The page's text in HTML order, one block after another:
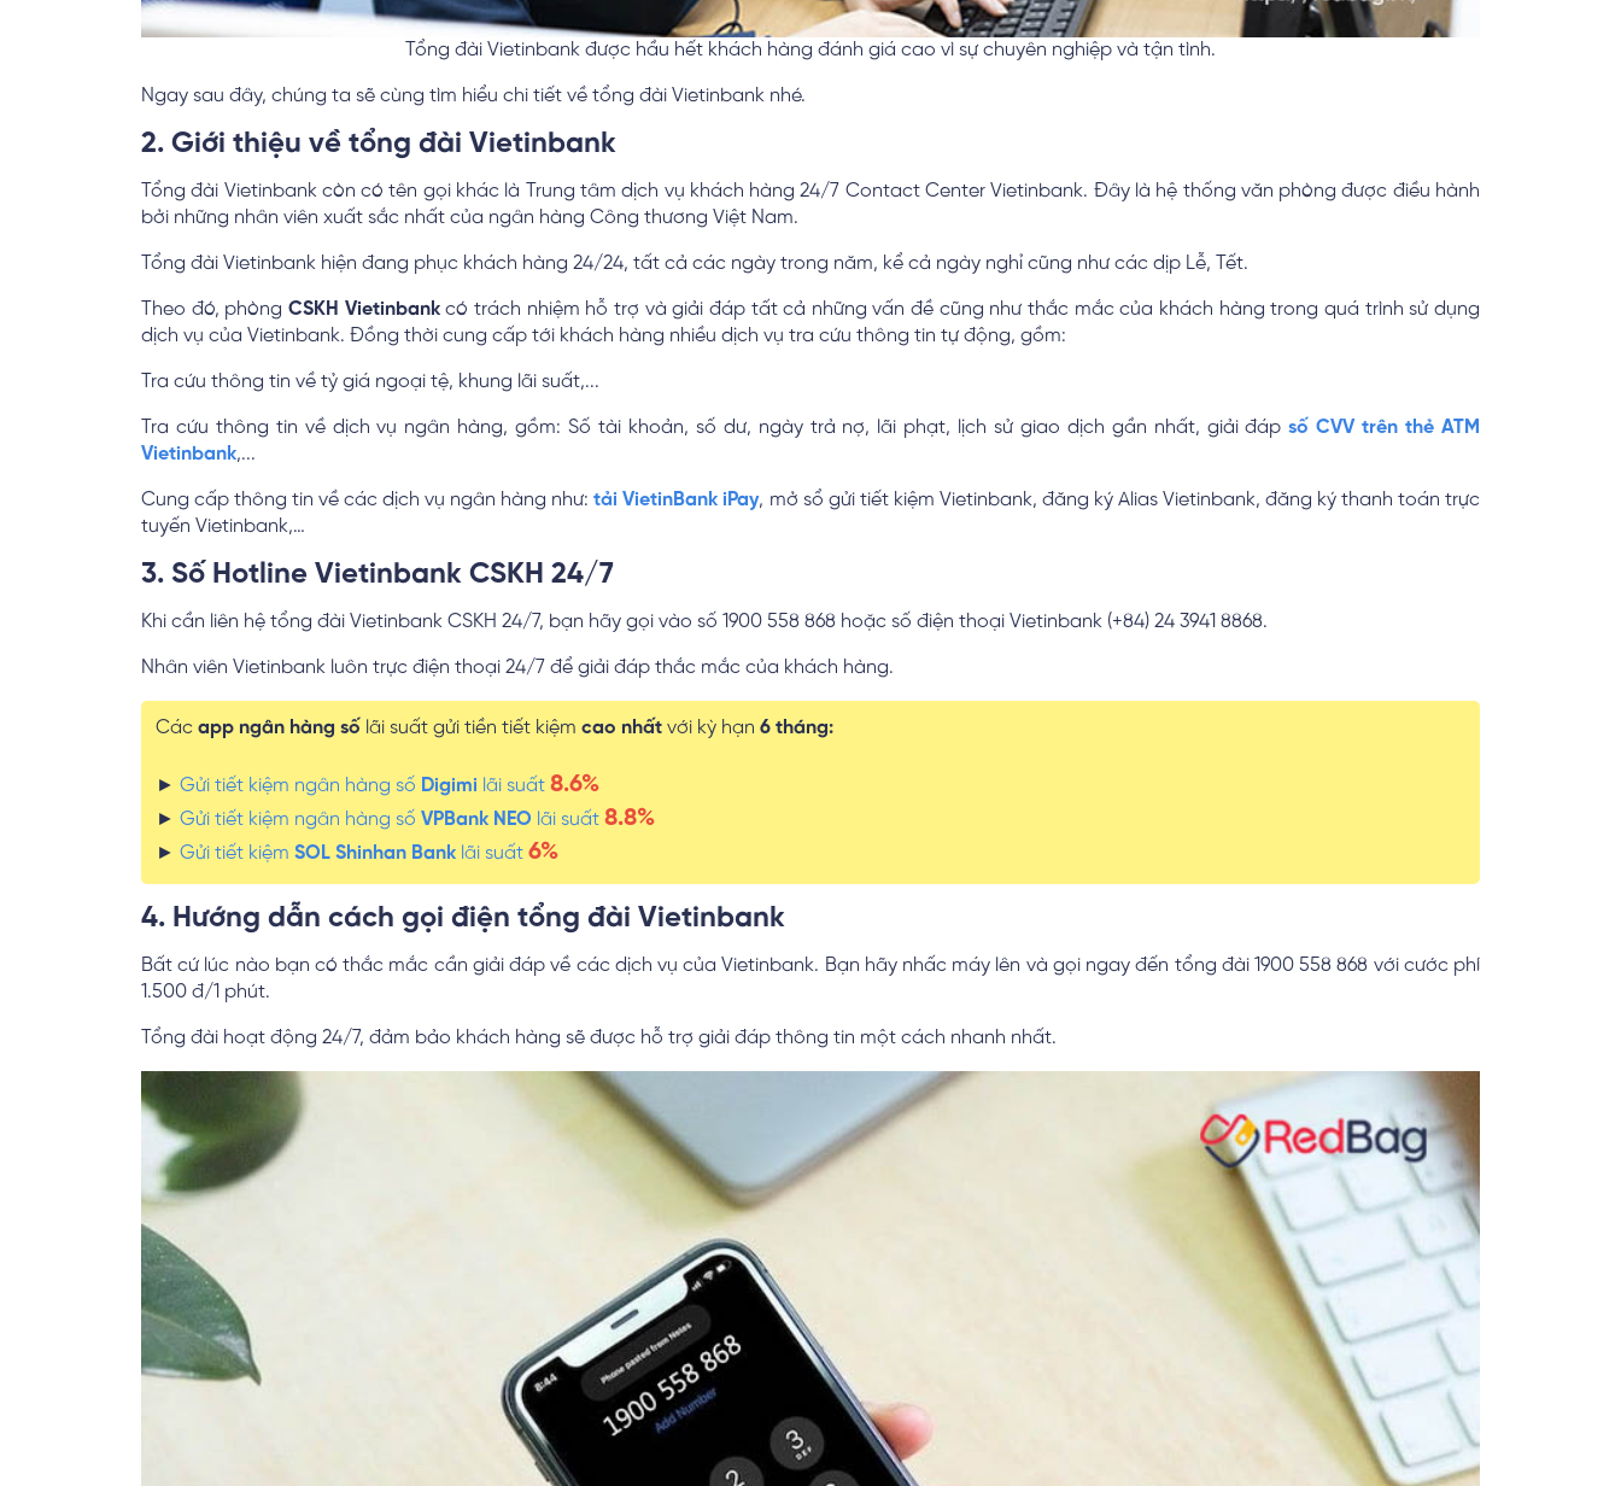
Tổng đài Vietinbank được hầu hết khách hàng đánh giá cao vì sự chuyên nghiệp và tận tình.
Ngay sau đây, chúng ta sẽ cùng tìm hiểu chi tiết về tổng đài Vietinbank nhé.
2. Giới thiệu về tổng đài Vietinbank
Tổng đài Vietinbank còn có tên gọi khác là Trung tâm dịch vụ khách hàng 24/7 Contact Center Vietinbank. Đây là hệ thống văn phòng được điều hành
bởi những nhân viên xuất sắc nhất của ngân hàng Công thương Việt Nam.
Tổng đài Vietinbank hiện đang phục khách hàng 24/24, tất cả các ngày trong năm, kể cả ngày nghỉ cũng như các dịp Lễ, Tết.
Theo đó, phòng CSKH Vietinbankcó trách nhiệm hỗ trợ và giải đáp tất cả những vấn đề cũng như thắc mắc của khách hàng trong quá trình sử dụng
dịch vụ của Vietinbank. Đồng thời cung cấp tới khách hàng nhiều dịch vụ tra cứu thông tin tự động, gồm:
Tra cứu thông tin về tỷ giá ngoại tệ, khung lãi suất,...
Tra cứu thông tin về dịch vụ ngân hàng, gồm: Số tài khoản, số dư, ngày trả nợ, lãi phạt, lịch sử giao dịch gần nhất, giải đápsố CVV trên thẻ ATM
Vietinbank,...
Cung cấp thông tin về các dịch vụ ngân hàng như:tải VietinBank iPay, mở sổ gửi tiết kiệm Vietinbank, đăng ký Alias Vietinbank, đăng ký thanh toán trực
tuyến Vietinbank,…
3. Số Hotline Vietinbank CSKH 24/7
Khi cần liên hệ tổng đài Vietinbank CSKH 24/7, bạn hãy gọi vào số 1900 558 868 hoặc số điện thoại Vietinbank (+84) 24 3941 8868.
Nhân viên Vietinbank luôn trực điện thoại 24/7 để giải đáp thắc mắc của khách hàng.
Các app ngân hàng số lãi suất gửi tiền tiết kiệm cao nhất với kỳ hạn 6 tháng:
► Gửi tiết kiệm ngân hàng số Digimi lãi suất 8.6%
► Gửi tiết kiệm ngân hàng số VPBank NEO lãi suất 8.8%
► Gửi tiết kiệm SOL Shinhan Bank lãi suất 6%
4. Hướng dẫn cách gọi điện tổng đài Vietinbank
Bất cứ lúc nào bạn có thắc mắc cần giải đáp về các dịch vụ của Vietinbank. Bạn hãy nhấc máy lên và gọi ngay đến tổng đài 1900 558 868 với cước phí
1.500 đ/1 phút.
Tổng đài hoạt động 24/7, đảm bảo khách hàng sẽ được hỗ trợ giải đáp thông tin một cách nhanh nhất.